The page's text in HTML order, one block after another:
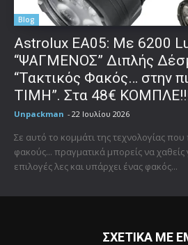
Blog
Astrolux ΕΑ05: Με 6200
“ΨΑΓΜΕΝΟΣ” Διπλής
“Τακτικός Φακός… στην
ΤΙΜΗ”. Στα 48€
Unpackman - 22 Ιουλίου 2026
Σε αυτό το κομμάτι της τεχνολογίας που
φακούς... πραγματικά μπορείς να χαθείς
επιλογές λες και υπάρχει ένας φακός...
ΣΧΕΤΙΚΑ ΜΕ